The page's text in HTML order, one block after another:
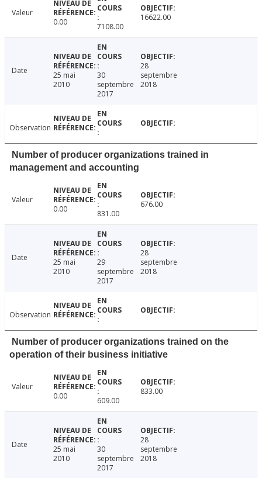
Valeur
0.00
7108.00
16622.00
Date
25 mai
2010
30
septembre
2017
28
septembre
2018
Observation
Number of producer organizations trained in
management and accounting
Valeur
0.00
831.00
676.00
Date
25 mai
2010
29
septembre
2017
28
septembre
2018
Observation
Number of producer organizations trained on the
operation of their business initiative
Valeur
0.00
609.00
833.00
Date
25 mai
2010
30
septembre
2017
28
septembre
2018